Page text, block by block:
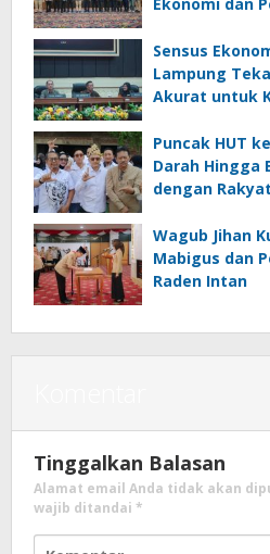
Sensus
Lampung
Akurat untuk
Puncak HUT
Darah Hingga
dengan Rakyat
Wagub Jihan
Mabigus dan
Raden Intan
Tinggalkan Balasan
Alamat email Anda tidak akan
wajib ditandai *